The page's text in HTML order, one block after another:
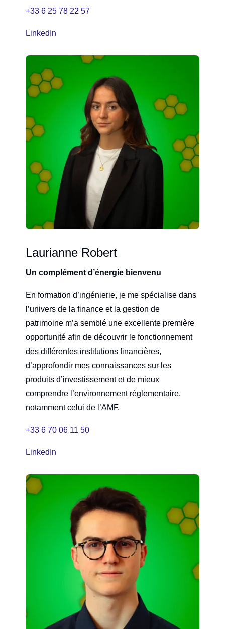
+33 6 25 78 22 57
LinkedIn
Laurianne Robert
Un complément d’énergie bienvenu
En formation d’ingénierie, je me spécialise dans
l’univers de la finance et la gestion de
patrimoine m’a semblé une excellente première
opportunité afin de découvrir le fonctionnement
des différentes institutions financières,
d’approfondir mes connaissances sur les
produits d’investissement et de mieux
comprendre l’environnement réglementaire,
notamment celui de l’AMF.
+33 6 70 06 11 50
LinkedIn